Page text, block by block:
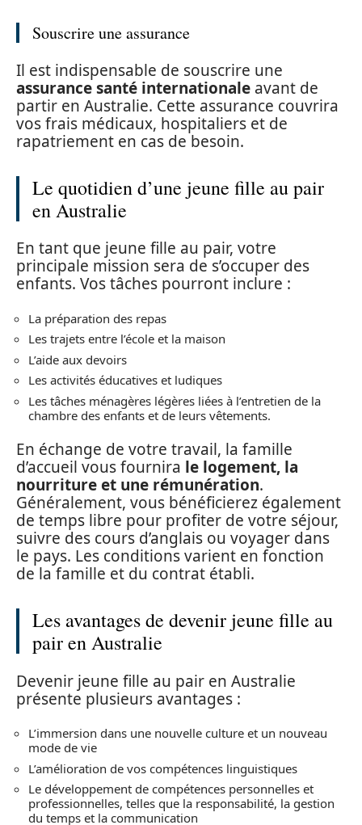
Souscrire une assurance
Il est indispensable de souscrire une
assurance santé internationale avant de
partir en Australie. Cette assurance couvrira
vos frais médicaux, hospitaliers et de
rapatriement en cas de besoin.
Le quotidien d’une jeune fille au pair
en Australie
En tant que jeune fille au pair, votre
principale mission sera de s’occuper des
enfants. Vos tâches pourront inclure :
La préparation des repas
Les trajets entre l’école et la maison
L’aide aux devoirs
Les activités éducatives et ludiques
Les tâches ménagères légères liées à l’entretien de la
chambre des enfants et de leurs vêtements.
En échange de votre travail, la famille
d’accueil vous fournira le logement, la
nourriture et une rémunération.
Généralement, vous bénéficierez également
de temps libre pour profiter de votre séjour,
suivre des cours d’anglais ou voyager dans
le pays. Les conditions varient en fonction
de la famille et du contrat établi.
Les avantages de devenir jeune fille au
pair en Australie
Devenir jeune fille au pair en Australie
présente plusieurs avantages :
L’immersion dans une nouvelle culture et un nouveau
mode de vie
L’amélioration de vos compétences linguistiques
Le développement de compétences personnelles et
professionnelles, telles que la responsabilité, la gestion
du temps et la communication